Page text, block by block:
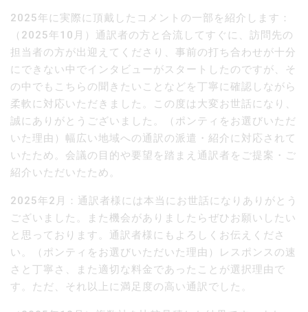
2025年に実際に頂戴したコメントの一部を紹介します：
（2025年10月）通訳者の方と合流してすぐに、訪問先の
担当者の方が出迎えてくださり、事前の打ち合わせが十分
にできない中でインタビューがスタートしたのですが、そ
の中でもこちらの聞きたいことなどを丁寧に確認しながら
柔軟に対応いただきました。この度は大変お世話になり、
誠にありがとうございました。（ポンティをお選びいただ
いた理由）幅広い地域への通訳の派遣・紹介に対応されて
いたため。会議の目的や要望を踏まえ通訳者をご提案・ご
紹介いただいたため。
2025年2月：通訳者様には本当にお世話になりありがとう
ございました。また機会がありましたらぜひお願いしたい
と思っております。通訳者様にもよろしくお伝えくださ
い。（ポンティをお選びいただいた理由）レスポンスの速
さと丁寧さ、また適切な料金であったことが選択理由で
す。ただ、それ以上に満足度の高い通訳でした。